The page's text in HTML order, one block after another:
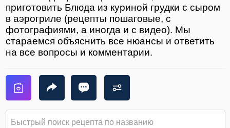
приготовить Блюда из куриной грудки с сыром
в аэрогриле (рецепты пошаговые, с
фотографиями, а иногда и с видео). Мы
стараемся объяснить все нюансы и ответить
на все вопросы и комментарии.